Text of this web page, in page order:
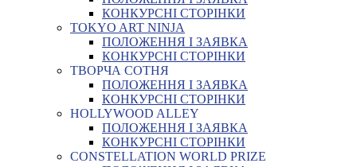
КОНКУРСНІ СТОРІНКИ
TOKYO ART NINJA
ПОЛОЖЕННЯ І ЗАЯВКА
КОНКУРСНІ СТОРІНКИ
ТВОРЧА СОТНЯ
ПОЛОЖЕННЯ І ЗАЯВКА
КОНКУРСНІ СТОРІНКИ
HOLLYWOOD ALLEY
ПОЛОЖЕННЯ І ЗАЯВКА
КОНКУРСНІ СТОРІНКИ
CONSTELLATION WORLD PRIZE